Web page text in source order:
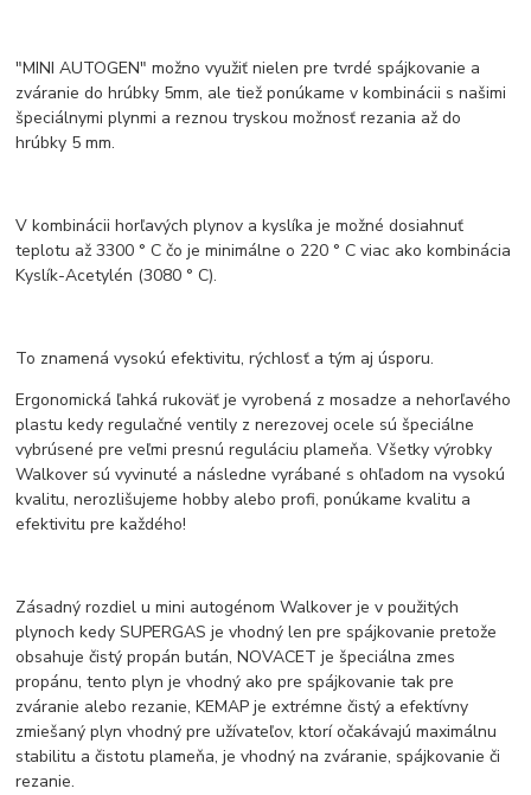
"MINI AUTOGEN" možno využiť nielen pre tvrdé spájkovanie a
zváranie do hrúbky 5mm, ale tiež ponúkame v kombinácii s našimi
špeciálnymi plynmi a reznou tryskou možnosť rezania až do
hrúbky 5 mm.
V kombinácii horľavých plynov a kyslíka je možné dosiahnuť
teplotu až 3300 ° C čo je minimálne o 220 ° C viac ako kombinácia
Kyslík-Acetylén (3080 ° C).
To znamená vysokú efektivitu, rýchlosť a tým aj úsporu.
Ergonomická ľahká rukoväť je vyrobená z mosadze a nehorľavého
plastu kedy regulačné ventily z nerezovej ocele sú špeciálne
vybrúsené pre veľmi presnú reguláciu plameňa. Všetky výrobky
Walkover sú vyvinuté a následne vyrábané s ohľadom na vysokú
kvalitu, nerozlišujeme hobby alebo profi, ponúkame kvalitu a
efektivitu pre každého!
Zásadný rozdiel u mini autogénom Walkover je v použitých
plynoch kedy SUPERGAS je vhodný len pre spájkovanie pretože
obsahuje čistý propán bután, NOVACET je špeciálna zmes
propánu, tento plyn je vhodný ako pre spájkovanie tak pre
zváranie alebo rezanie, KEMAP je extrémne čistý a efektívny
zmiešaný plyn vhodný pre užívateľov, ktorí očakávajú maximálnu
stabilitu a čistotu plameňa, je vhodný na zváranie, spájkovanie či
rezanie.